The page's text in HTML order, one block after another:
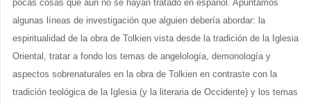
pocas cosas que aún no se hayan tratado en español. Apuntamos
algunas líneas de investigación que alguien debería abordar: la
espiritualidad de la obra de Tolkien vista desde la tradición de la Iglesia
Oriental, tratar a fondo los temas de angelología, demonología y
aspectos sobrenaturales en la obra de Tolkien en contraste con la
tradición teológica de la Iglesia (y la literaria de Occidente) y los temas